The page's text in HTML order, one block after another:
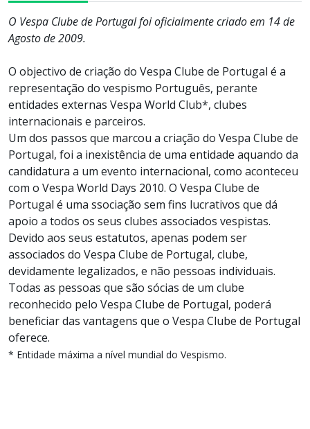
O Vespa Clube de Portugal foi oficialmente criado em 14 de
Agosto de 2009.
O objectivo de criação do Vespa Clube de Portugal é a
representação do vespismo Português, perante
entidades externas Vespa World Club*, clubes
internacionais e parceiros.
Um dos passos que marcou a criação do Vespa Clube de
Portugal, foi a inexistência de uma entidade aquando da
candidatura a um evento internacional, como aconteceu
com o Vespa World Days 2010. O Vespa Clube de
Portugal é uma ssociação sem fins lucrativos que dá
apoio a todos os seus clubes associados vespistas.
Devido aos seus estatutos, apenas podem ser
associados do Vespa Clube de Portugal, clube,
devidamente legalizados, e não pessoas individuais.
Todas as pessoas que são sócias de um clube
reconhecido pelo Vespa Clube de Portugal, poderá
beneficiar das vantagens que o Vespa Clube de Portugal
oferece.
* Entidade máxima a nível mundial do Vespismo.